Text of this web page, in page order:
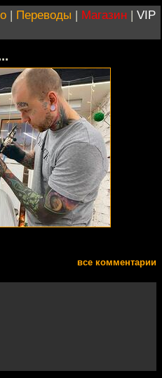
| Переводы | Магазин | VIP
все комментарии